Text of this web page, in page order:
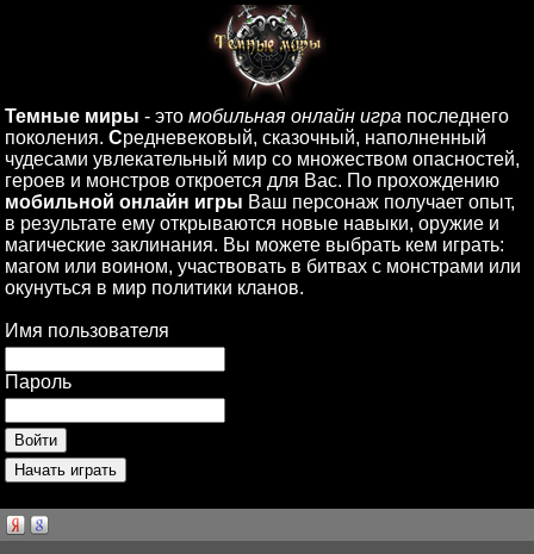
Темные миры - это мобильная онлайн игра последнего
поколения. Средневековый, сказочный, наполненный
чудесами увлекательный мир со множеством опасностей,
героев и монстров откроется для Вас. По прохождению
мобильной онлайн игры Ваш персонаж получает опыт,
в результате ему открываются новые навыки, оружие и
магические заклинания. Вы можете выбрать кем играть:
магом или воином, участвовать в битвах с монстрами или
окунуться в мир политики кланов.
Имя пользователя
Пароль